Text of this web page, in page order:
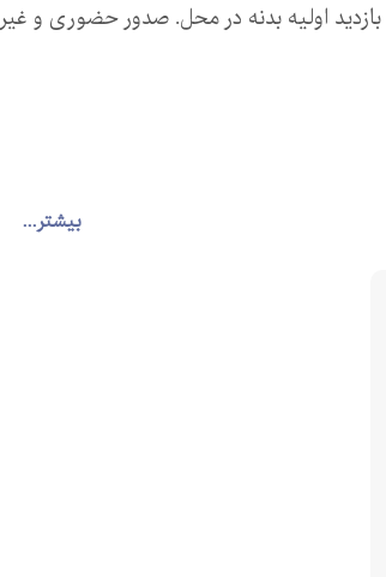
بیشتر...
اولیه بدنه در محل. صدور حضوری و غیر